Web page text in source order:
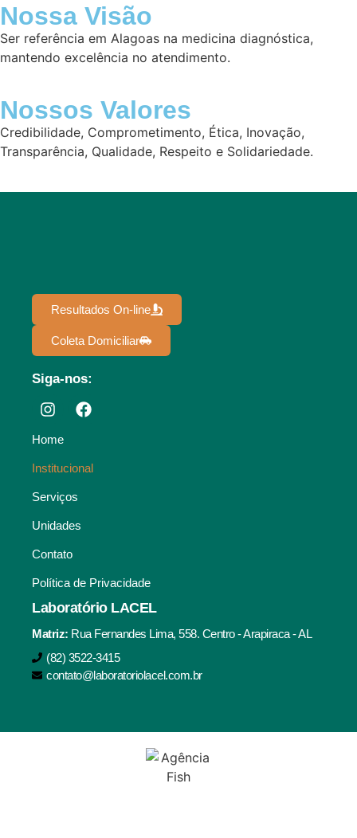
Nossa Visão
Ser referência em Alagoas na medicina diagnóstica,
mantendo excelência no atendimento.
Nossos Valores
Credibilidade, Comprometimento, Ética, Inovação,
Transparência, Qualidade, Respeito e Solidariedade.
Resultados On-line
Coleta Domiciliar
Siga-nos:
Home
Institucional
Serviços
Unidades
Contato
Política de Privacidade
Laboratório LACEL
Matriz: Rua Fernandes Lima, 558. Centro - Arapiraca - AL
(82) 3522-3415
contato@laboratoriolacel.com.br